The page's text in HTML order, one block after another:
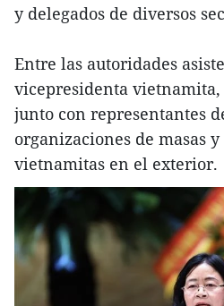
y delegados de diversos
Entre las autoridades
vicepresidenta vietnamita,
junto con representantes
organizaciones de masas
vietnamitas en el exterior.